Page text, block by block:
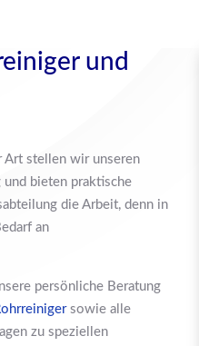
und
Art stellen wir unseren
und bieten praktische
die Arbeit, denn in
an
persönliche Beratung
sowie alle
zu speziellen